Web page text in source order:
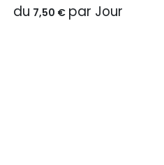
du 7,50 € par Jour